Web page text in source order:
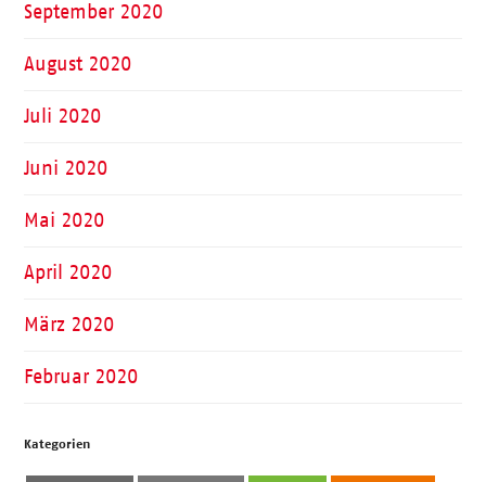
September 2020
August 2020
Juli 2020
Juni 2020
Mai 2020
April 2020
März 2020
Februar 2020
Kategorien